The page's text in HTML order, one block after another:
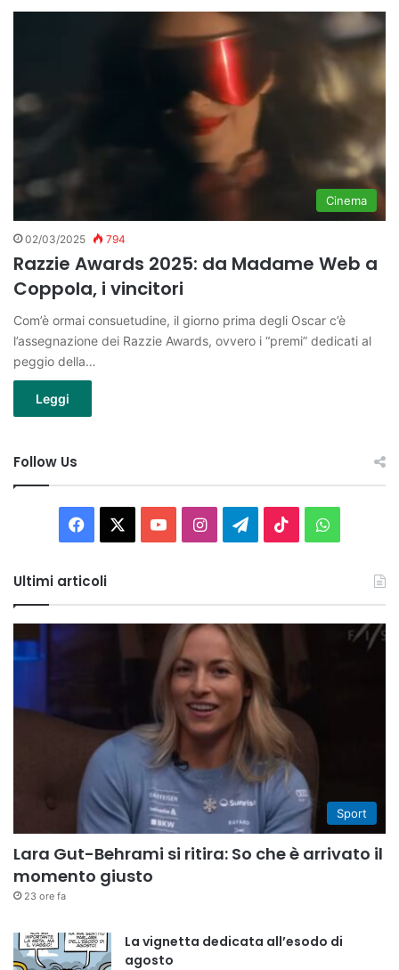
Cinema
02/03/2025 794
Razzie Awards 2025: da Madame Web a
Coppola, i vincitori
Com’è ormai consuetudine, il giorno prima degli Oscar c’è
l’assegnazione dei Razzie Awards, ovvero i “premi” dedicati al
peggio della…
Leggi
Follow Us
Facebook You InstagramTelegram
TikTok
Ultimi articoli
Sport
Lara Gut-Behrami si ritira: So che è arrivato il
momento giusto
23 ore fa
La vignetta dedicata all’esodo di
agosto